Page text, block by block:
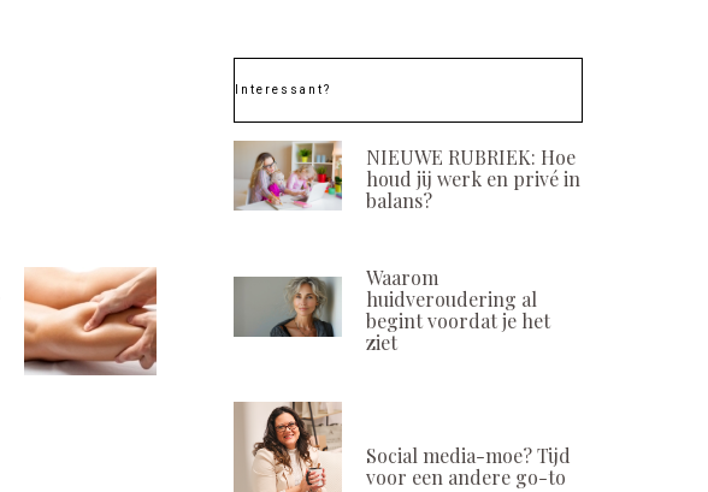
Interessant?
NIEUWE RUBRIEK: Hoe
houd jij werk en privé in
balans?
Waarom
huidveroudering al
begint voordat je het
ziet
Social media-moe? Tijd
voor een andere go-to